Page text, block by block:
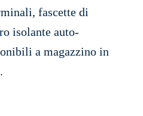
fascette di
isolante auto-
a magazzino in